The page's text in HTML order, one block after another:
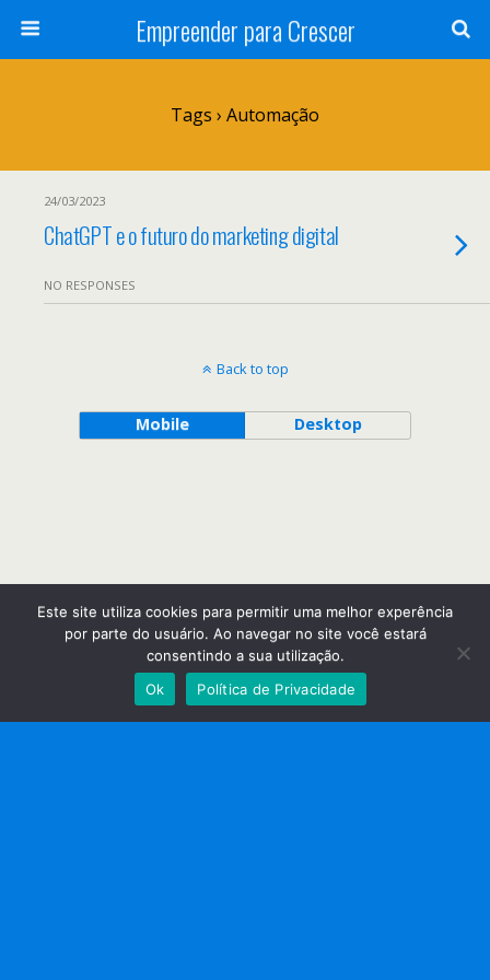
Empreender para Crescer
Tags › Automação
24/03/2023
ChatGPT e o futuro do marketing digital
NO RESPONSES
Back to top
Mobile Desktop
Este site utiliza cookies para permitir uma melhor experência
por parte do usuário. Ao navegar no site você estará
consentindo a sua utilização.
Ok
Política de Privacidade